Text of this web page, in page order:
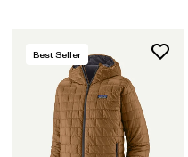
Best Seller